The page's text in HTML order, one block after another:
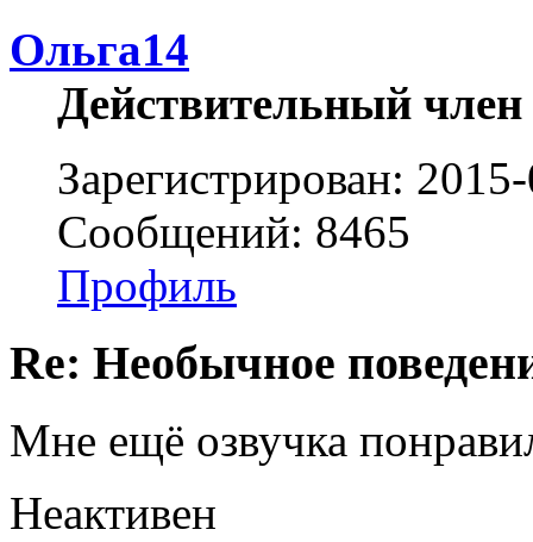
Ольга14
Действительный член
Зарегистрирован:
Сообщений: 8465
Профиль
Re: Необычное
Мне ещё озвучка
Неактивен